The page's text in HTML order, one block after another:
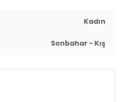
Kadın
Sonbahar - Kış